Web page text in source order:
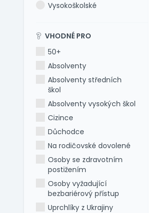
Vysokoškolské
VHODNÉ PRO
50+
Absolventy
Absolventy středních
škol
Absolventy vysokých škol
Cizince
Důchodce
Na rodičovské dovolené
Osoby se zdravotním
postižením
Osoby vyžadující
bezbariérový přístup
Uprchlíky z Ukrajiny